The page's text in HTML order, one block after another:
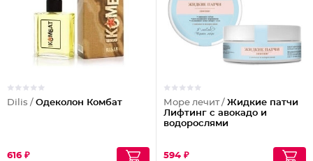
Dilis / Одеколон Комбат
616 ₽
Море лечит / Жидкие патчи
Лифтинг с авокадо и
водорослями
594 ₽